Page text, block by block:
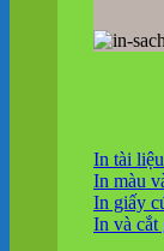
In tài
In màu
In giấy
In và cắt